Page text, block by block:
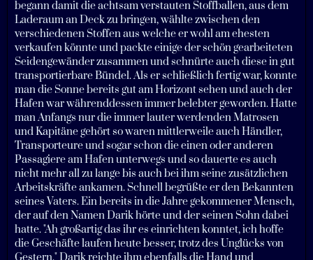
begann damit die achtsam verstauten Stoffballen, aus dem
Laderaum an Deck zu bringen, wählte zwischen den
verschiedenen Stoffen aus welche er wohl am ehesten
verkaufen könnte und packte einige der schön gearbeiteten
Seidengewänder zusammen und schnürte auch diese in gut
transportierbare Bündel. Als er schließlich fertig war, konnte
man die Sonne bereits gut am Horizont sehen und auch der
Hafen war währenddessen immer belebter geworden. Hatte
man Anfangs nur die immer lauter werdenden Matrosen
und Kapitäne gehört so waren mittlerweile auch Händler,
Transporteure und sogar schon die einen oder anderen
Passagiere am Hafen unterwegs und so dauerte es auch
nicht mehr all zu lange bis auch bei ihm seine zusätzlichen
Arbeitskräfte ankamen. Schnell begrüßte er den Bekannten
seines Vaters. Ein bereits in die Jahre gekommener Mensch,
der auf den Namen Darik hörte und der seinen Sohn dabei
hatte. "Ah großartig das ihr es einrichten konntet, ich hoffe
die Geschäfte laufen heute besser, trotz des Unglücks von